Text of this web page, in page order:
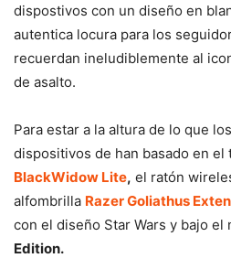
dispostivos con un diseño en
autentica locura para los
recuerdan ineludiblemente al
de asalto.
Para estar a la altura de lo que
dispositivos de han basado en el
BlackWidow Lite, el ratón
alfombrilla Razer Goliathus
con el diseño Star Wars y bajo el
Edition.